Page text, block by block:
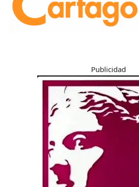
Publicidad